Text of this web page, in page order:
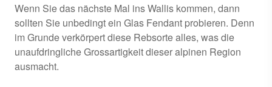
Wenn Sie das nächste Mal ins Wallis kommen, dann
sollten Sie unbedingt ein Glas Fendant probieren. Denn
im Grunde verkörpert diese Rebsorte alles, was die
unaufdringliche Grossartigkeit dieser alpinen Region
ausmacht.